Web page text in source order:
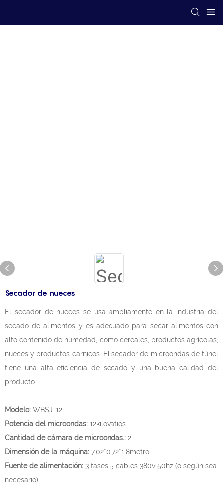
Secador de nueces
El secador de nueces se usa ampliamente en la industria del
secado de alimentos y es adecuado para secar alimentos con
alto contenido de humedad, como cereales, productos agrícolas,
nueces y productos cárnicos. El secador de microondas de túnel
tiene una alta eficiencia de secado y una buena calidad del
producto.
Modelo: WBSJ-12
Potencia del microondas: 12kilovatios
Cantidad de cámara de microondas.: 2
Dimensión de la máquina: 7.02*0.72*1.8metro
Fuente de alimentación: 3 fases 5 cables 380v 50hz (o según sea
necesario)